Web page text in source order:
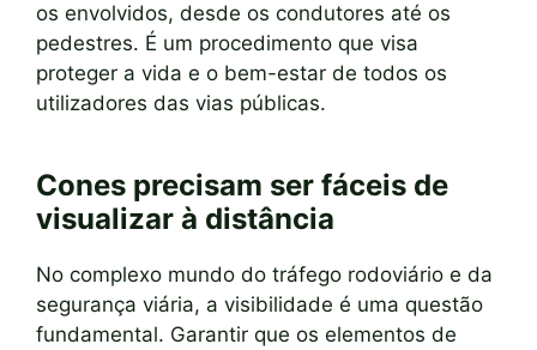
os envolvidos, desde os condutores até os
pedestres. É um procedimento que visa
proteger a vida e o bem-estar de todos os
utilizadores das vias públicas.
Cones precisam ser fáceis de
visualizar à distância
No complexo mundo do tráfego rodoviário e da
segurança viária, a visibilidade é uma questão
fundamental. Garantir que os elementos de